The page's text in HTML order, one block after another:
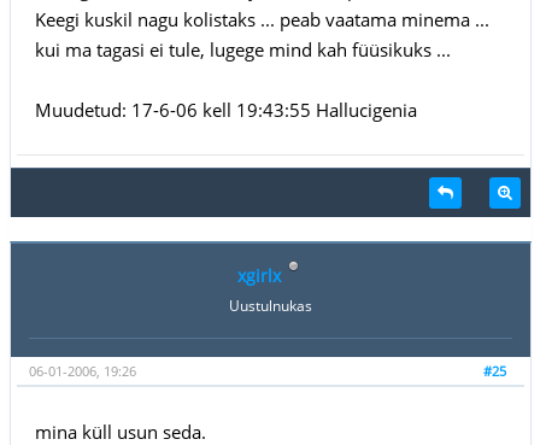
Keegi kuskil nagu kolistaks ... peab vaatama minema ...
kui ma tagasi ei tule, lugege mind kah füüsikuks ...
Muudetud: 17-6-06 kell 19:43:55 Hallucigenia
xgirlx
Uustulnukas
#25
06-01-2006, 19:26
mina küll usun seda.